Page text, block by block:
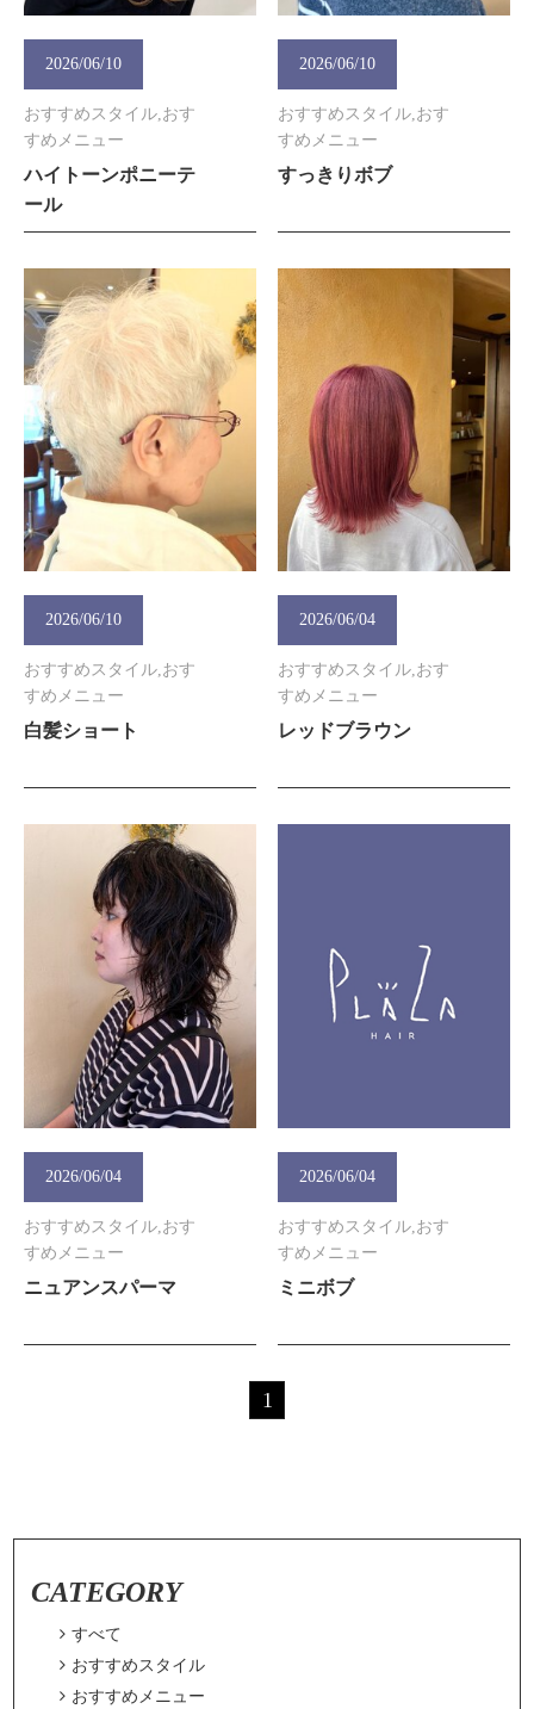
2026/06/10
おすすめスタイル,おす
すめメニュー
ハイトーンポニーテ
ール
2026/06/10
おすすめスタイル,おす
すめメニュー
すっきりボブ
2026/06/10
おすすめスタイル,おす
すめメニュー
白髪ショート
2026/06/04
おすすめスタイル,おす
すめメニュー
レッドブラウン
2026/06/04
おすすめスタイル,おす
すめメニュー
ニュアンスパーマ
2026/06/04
おすすめスタイル,おす
すめメニュー
ミニボブ
1
CATEGORY
 すべて
 おすすめスタイル
 おすすめメニュー